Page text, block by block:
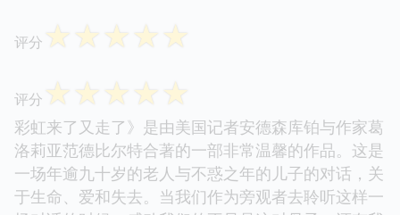
评分 ☆☆☆☆☆
评分 ☆☆☆☆☆
彩虹来了又走了》是由美国记者安德森库铂与作家葛
洛莉亚范德比尔特合著的一部非常温馨的作品。这是
一场年逾九十岁的老人与不惑之年的儿子的对话，关
于生命、爱和失去。当我们作为旁观者去聆听这样一